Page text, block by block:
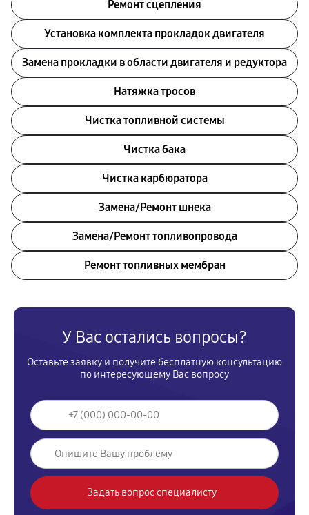
Ремонт сцепления
Установка комплекта прокладок двигателя
Замена прокладки в области двигателя и редуктора
Натяжка тросов
Чистка топливной системы
Чистка бака
Чистка карбюратора
Замена/Pемонт шнека
Замена/Pемонт топливопровода
Ремонт топливных мембран
У Вас остались вопросы?
Оставьте заявку и получите бесплатную консультацию
по интересующему Вас вопросу